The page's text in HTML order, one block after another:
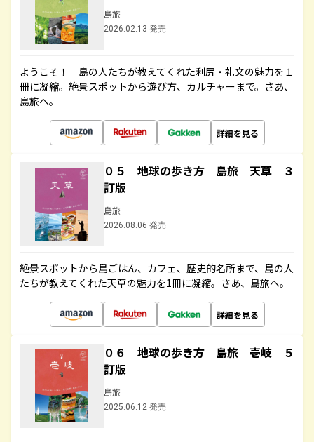
島旅
2026.02.13 発売
ようこそ！ 島の人たちが教えてくれた利尻・礼文の魅力を１
冊に凝縮。絶景スポットから遊び方、カルチャーまで。さあ、
島旅へ。
詳細を見る
０５ 地球の歩き方 島旅 天草 ３
訂版
島旅
2026.08.06 発売
絶景スポットから島ごはん、カフェ、歴史的名所まで、島の人
たちが教えてくれた天草の魅力を1冊に凝縮。さあ、島旅へ。
詳細を見る
０６ 地球の歩き方 島旅 壱岐 ５
訂版
島旅
2025.06.12 発売